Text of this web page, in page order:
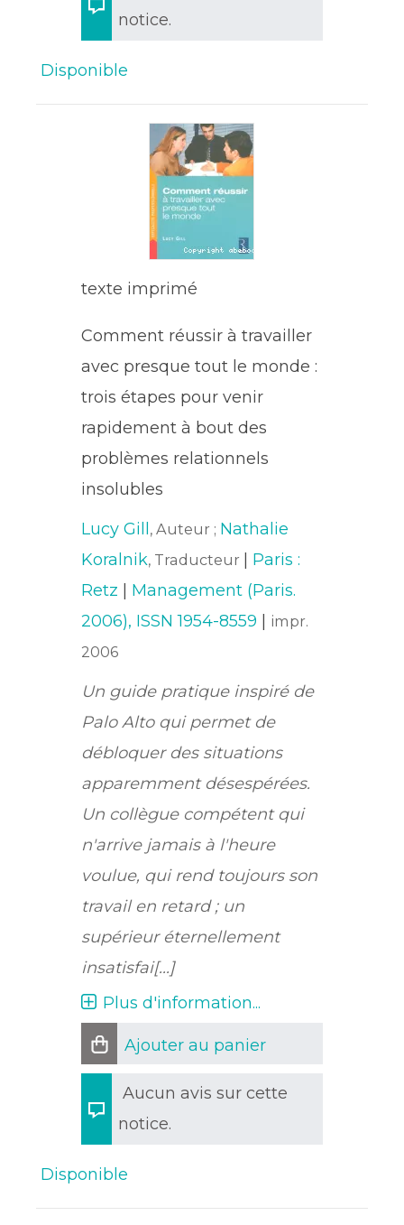
notice.
Disponible
texte imprimé
Comment réussir à travailler
avec presque tout le monde :
trois étapes pour venir
rapidement à bout des
problèmes relationnels
insolubles
Lucy Gill , Auteur ; Nathalie
Koralnik, Traducteur
Paris :
Retz
Management (Paris.
2006), ISSN 1954-8559
impr.
2006
Un guide pratique inspiré de
Palo Alto qui permet de
débloquer des situations
apparemment désespérées.
Un collègue compétent qui
n'arrive jamais à l'heure
voulue, qui rend toujours son
travail en retard ; un
supérieur éternellement
insatisfai[...]
Plus d'information...
Ajouter au panier
Aucun avis sur cette
notice.
Disponible